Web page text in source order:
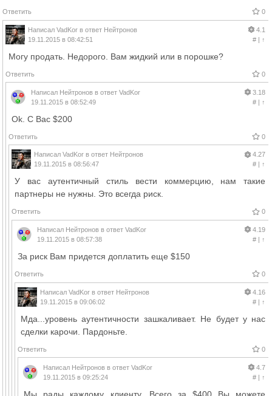
Ответить 0
Написал VadKor в ответ Нейтронов
19.11.2015 в 08:42:51
4.1
#| ↑
Могу продать. Недорого. Вам жидкий или в порошке?
Ответить 0
Написал Нейтронов в ответ VadKor
19.11.2015 в 08:52:49
3.18
#| ↑
Ok. С Вас $200
Ответить 0
Написал VadKor в ответ Нейтронов
19.11.2015 в 08:56:47
4.27
#| ↑
У вас аутентичный стиль вести коммерцию, нам такие
партнеры не нужны. Это всегда риск.
Ответить 0
Написал Нейтронов в ответ VadKor
19.11.2015 в 08:57:38
4.19
#| ↑
За риск Вам придется доплатить еще $150
Ответить 0
Написал VadKor в ответ Нейтронов
19.11.2015 в 09:06:02
4.16
#| ↑
Мда...уровень аутентичности зашкаливает. Не будет у нас
сделки карочи. Пардоньте.
Ответить 0
Написал Нейтронов в ответ VadKor
19.11.2015 в 09:25:24
4.7
#| ↑
Мы рады каждому клиенту. Всего за $400 Вы можете